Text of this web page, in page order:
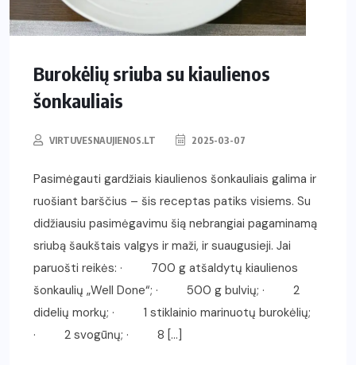
Burokėlių sriuba su kiaulienos
šonkauliais
VIRTUVESNAUJIENOS.LT 2025-03-07
Pasimėgauti gardžiais kiaulienos šonkauliais galima ir
ruošiant barščius – šis receptas patiks visiems. Su
didžiausiu pasimėgavimu šią nebrangiai pagaminamą
sriubą šaukštais valgys ir maži, ir suaugusieji. Jai
paruošti reikės: · 700 g atšaldytų kiaulienos
šonkaulių „Well Done“; · 500 g bulvių; · 2
didelių morkų; · 1 stiklainio marinuotų burokėlių;
· 2 svogūnų; · 8 […]